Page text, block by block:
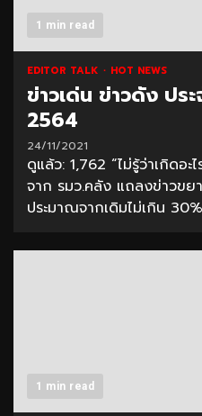
1 min read
EDITOR TALK HOT NEWS
ข่าวเด่น ข่าวดัง ปร
2564
24/11/2021
ดูแล้ว: 1,762 “ไม่รู้ว่าเกิดอ
จาก รมว.คลัง แถลงข่าวขย
ประมาณจากเดิมไม่เกิน 30%
1 min read